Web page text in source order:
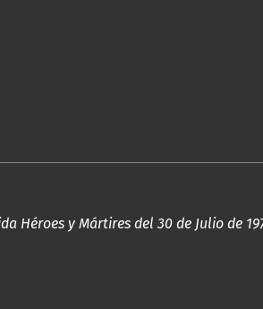
Héroes y Mártires del 30 de Julio de